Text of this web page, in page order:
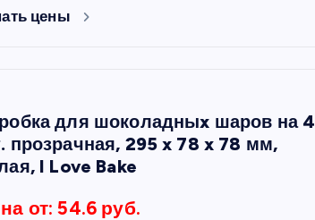
цены
для шоколадныx шаров на 4
прозрачная, 295 x 78 x 78 мм,
I Love Bake
от: 54.6 руб.